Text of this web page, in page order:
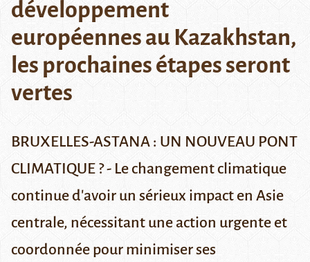
développement
européennes au Kazakhstan,
les prochaines étapes seront
vertes
BRUXELLES-ASTANA : UN NOUVEAU PONT
CLIMATIQUE ? - Le changement climatique
continue d'avoir un sérieux impact en Asie
centrale, nécessitant une action urgente et
coordonnée pour minimiser ses